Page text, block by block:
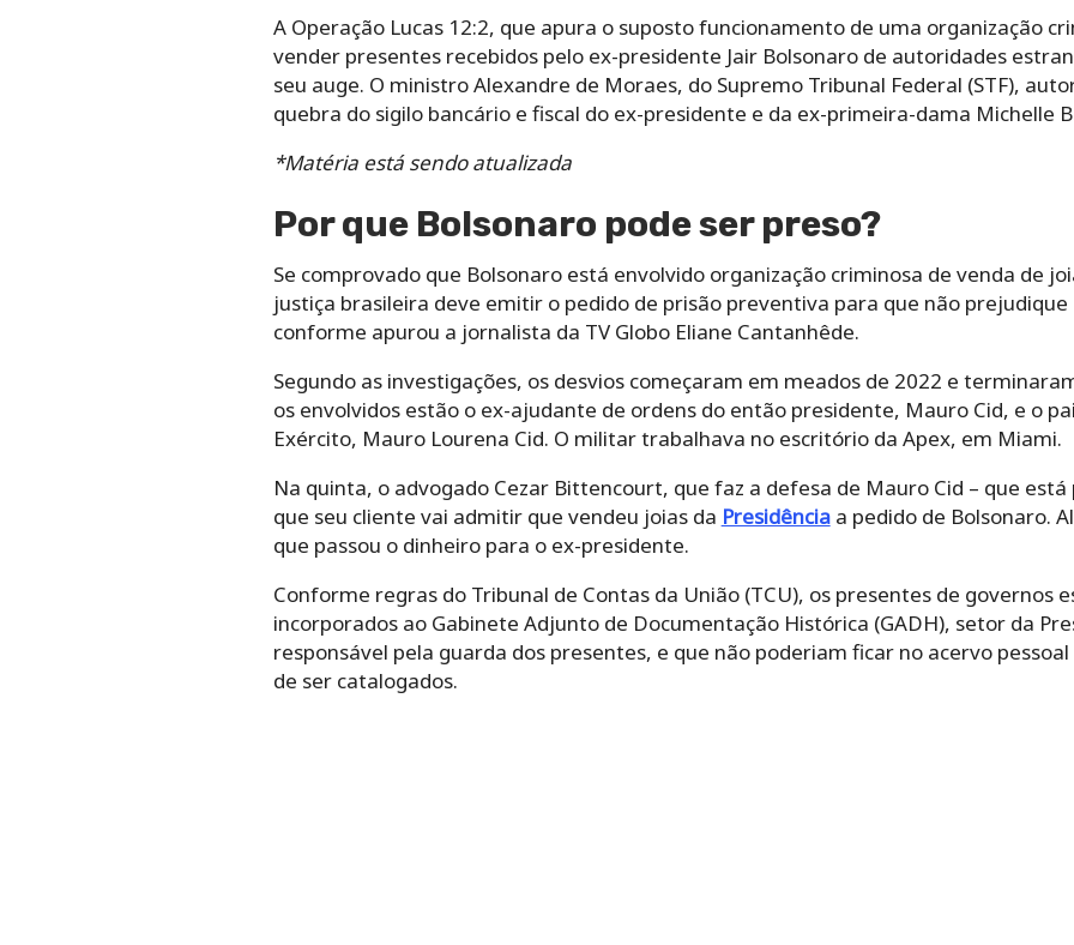
A Operação Lucas 12:2, que apura o suposto funcionamento de uma organização
vender presentes recebidos pelo ex-presidente Jair Bolsonaro de autoridades
seu auge. O ministro Alexandre de Moraes, do Supremo Tribunal Federal (STF),
quebra do sigilo bancário e fiscal do ex-presidente e da ex-primeira-dama Michelle
*Matéria está sendo atualizada
Por que Bolsonaro pode ser preso?
Se comprovado que Bolsonaro está envolvido organização criminosa de venda de
justiça brasileira deve emitir o pedido de prisão preventiva para que não
conforme apurou a jornalista da TV Globo Eliane Cantanhêde.
Segundo as investigações, os desvios começaram em meados de 2022 e
os envolvidos estão o ex-ajudante de ordens do então presidente, Mauro Cid, e o
Exército, Mauro Lourena Cid. O militar trabalhava no escritório da Apex, em Miami.
Na quinta, o advogado Cezar Bittencourt, que faz a defesa de Mauro Cid – que
que seu cliente vai admitir que vendeu joias da Presidênciaa pedido de Bolsonaro.
que passou o dinheiro para o ex-presidente.
Conforme regras do Tribunal de Contas da União (TCU), os presentes de governos
incorporados ao Gabinete Adjunto de Documentação Histórica (GADH), setor da
responsável pela guarda dos presentes, e que não poderiam ficar no acervo
de ser catalogados.